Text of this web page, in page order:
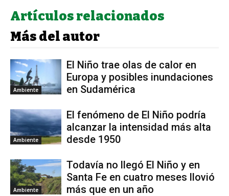
Artículos relacionados
Más del autor
Ambiente
El Niño trae olas de calor en
Europa y posibles inundaciones
en Sudamérica
Ambiente
El fenómeno de El Niño podría
alcanzar la intensidad más alta
desde 1950
Ambiente
Todavía no llegó El Niño y en
Santa Fe en cuatro meses llovió
más que en un año